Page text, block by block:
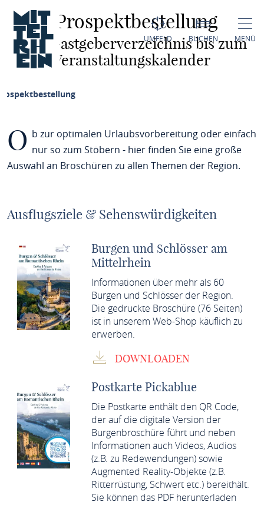
UMFELD BUCHEN MENÜ
Prospektbestellung
Vom Gastgeberverzeichnis bis zum
Veranstaltungskalender
O b zur optimalen Urlaubsvorbereitung oder einfach
nur so zum Stöbern - hier finden Sie eine große
Auswahl an Broschüren zu allen Themen der Region.
Ausflugsziele & Sehenswürdigkeiten
Burgen und Schlösser am
Mittelrhein
Informationen über mehr als 60
Burgen und Schlösser der Region.
Die gedruckte Broschüre (76 Seiten)
ist in unserem Web-Shop käuflich zu
erwerben.
DOWNLOADEN
Postkarte Pickablue
Die Postkarte enthält den QR Code,
der auf die digitale Version der
Burgenbroschüre führt und neben
Informationen auch Videos, Audios
(z.B. zu Redewendungen) sowie
Augmented Reality-Objekte (z.B.
Ritterrüstung, Schwert etc.) bereithält.
Sie können das PDF herunterladen